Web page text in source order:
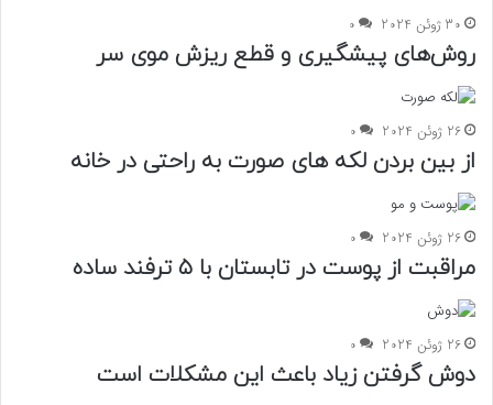
30 ژوئن 2024 0
روش‌های پیشگیری و قطع ریزش موی سر
26 ژوئن 2024 0
از بین بردن لکه های صورت به راحتی در خانه
26 ژوئن 2024 0
مراقبت از پوست در تابستان با ۵ ترفند ساده
26 ژوئن 2024 0
دوش گرفتن زیاد باعث این مشکلات است